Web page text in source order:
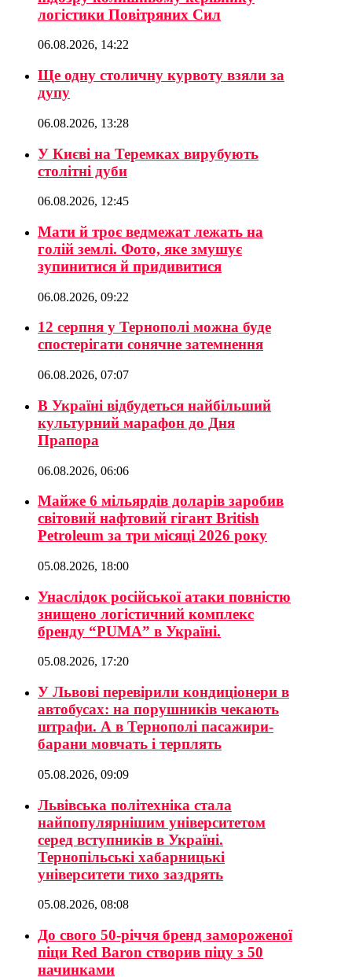
логістики Повітряних Сил
06.08.2026, 14:22
Ще одну столичну курвоту взяли за
дупу
06.08.2026, 13:28
У Києві на Теремках вирубують
столітні дуби
06.08.2026, 12:45
Мати й троє ведмежат лежать на
голій землі. Фото, яке змушує
зупинитися й придивитися
06.08.2026, 09:22
12 серпня у Тернополі можна буде
спостерігати сонячне затемнення
06.08.2026, 07:07
В Україні відбудеться найбільший
культурний марафон до Дня
Прапора
06.08.2026, 06:06
Майже 6 мільярдів доларів заробив
світовий нафтовий гігант British
Petroleum за три місяці 2026 року
05.08.2026, 18:00
Унаслідок російської атаки повністю
знищено логістичний комплекс
бренду “PUMA” в Україні.
05.08.2026, 17:20
У Львові перевірили кондиціонери в
автобусах: на порушників чекають
штрафи. А в Тернополі пасажири-
барани мовчать і терплять
05.08.2026, 09:09
Львівська політехніка стала
найпопулярнішим університетом
серед вступників в Україні.
Тернопільські хабарницькі
університети тихо заздрять
05.08.2026, 08:08
До свого 50-річчя бренд замороженої
піци Red Baron створив піцу з 50
начинками